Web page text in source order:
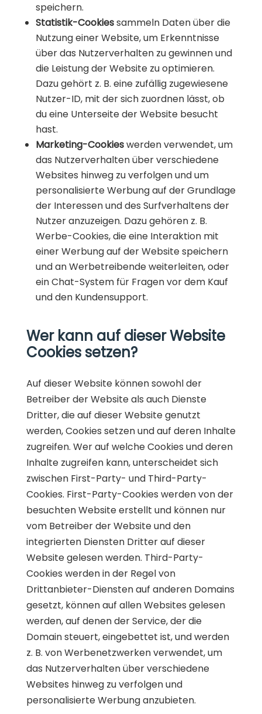
speichern.
Statistik-Cookiessammeln Daten über die
Nutzung einer Website, um Erkenntnisse
über das Nutzerverhalten zu gewinnen und
die Leistung der Website zu optimieren.
Dazu gehört z. B. eine zufällig zugewiesene
Nutzer-ID, mit der sich zuordnen lässt, ob
du eine Unterseite der Website besucht
hast.
Marketing-Cookieswerden verwendet, um
das Nutzerverhalten über verschiedene
Websites hinweg zu verfolgen und um
personalisierte Werbung auf der Grundlage
der Interessen und des Surfverhaltens der
Nutzer anzuzeigen. Dazu gehören z. B.
Werbe-Cookies, die eine Interaktion mit
einer Werbung auf der Website speichern
und an Werbetreibende weiterleiten, oder
ein Chat-System für Fragen vor dem Kauf
und den Kundensupport.
Wer kann auf dieser Website
Cookies setzen?
Auf dieser Website können sowohl der
Betreiber der Website als auch Dienste
Dritter, die auf dieser Website genutzt
werden, Cookies setzen und auf deren Inhalte
zugreifen. Wer auf welche Cookies und deren
Inhalte zugreifen kann, unterscheidet sich
zwischen First-Party- und Third-Party-
Cookies. First-Party-Cookies werden von der
besuchten Website erstellt und können nur
vom Betreiber der Website und den
integrierten Diensten Dritter auf dieser
Website gelesen werden. Third-Party-
Cookies werden in der Regel von
Drittanbieter-Diensten auf anderen Domains
gesetzt, können auf allen Websites gelesen
werden, auf denen der Service, der die
Domain steuert, eingebettet ist, und werden
z. B. von Werbenetzwerken verwendet, um
das Nutzerverhalten über verschiedene
Websites hinweg zu verfolgen und
personalisierte Werbung anzubieten.